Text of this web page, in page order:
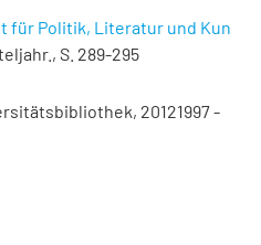
für Politik, Literatur und Kun
S. 289-295
20121997 -